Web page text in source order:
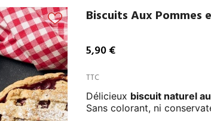
Biscuits Aux Pommes
5,90 €
TTC
Délicieux biscuit naturel
Sans colorant, ni